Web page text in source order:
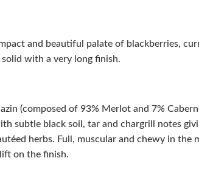
and beautiful palate of blackberries,
with a very long finish.
(composed of 93% Merlot and 7%
subtle black soil, tar and chargrill notes
herbs. Full, muscular and chewy in the
on the finish.